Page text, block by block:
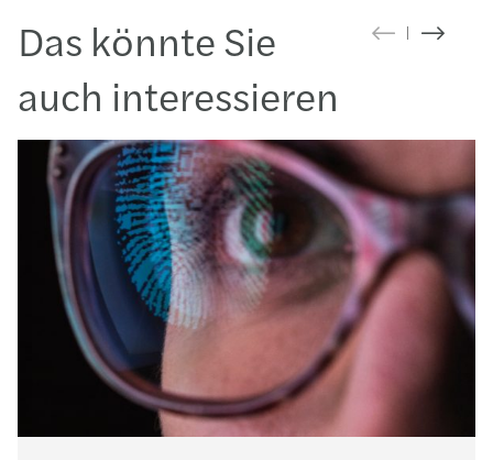
Das könnte Sie
auch interessieren